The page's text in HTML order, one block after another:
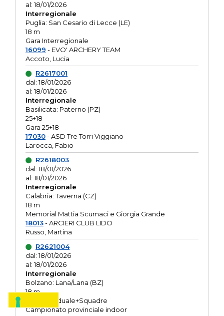
al: 18/01/2026
Interregionale
Puglia: San Cesario di Lecce (LE)
18 m
Gara Interregionale
16099 - EVO' ARCHERY TEAM
Accoto, Lucia
R2617001
dal: 18/01/2026
al: 18/01/2026
Interregionale
Basilicata: Paterno (PZ)
25+18
Gara 25+18
17030- ASD Tre Torri Viggiano
Larocca, Fabio
R2618003
dal: 18/01/2026
al: 18/01/2026
Interregionale
Calabria: Taverna (CZ)
18 m
Memorial Mattia Scumaci e Giorgia Grande
18013- ARCIERI CLUB LIDO
Russo, Martina
R2621004
dal: 18/01/2026
al: 18/01/2026
Interregionale
Bolzano: Lana/Lana (BZ)
18 m
O.R. Individuale+Squadre
Campionato provinciale indoor